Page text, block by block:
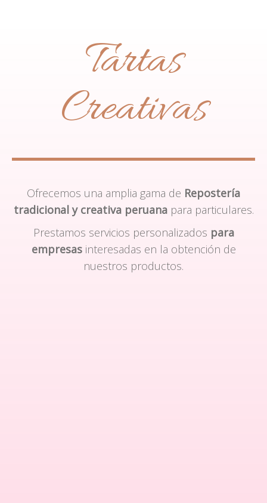
Tartas
Creativas
Ofrecemos una amplia gama de Repostería
tradicional y creativa peruanapara particulares.
Prestamos servicios personalizados para
empresasinteresadas en la obtención de
nuestros productos.